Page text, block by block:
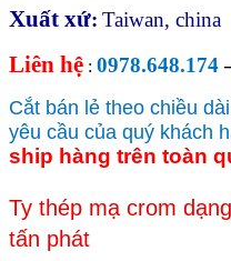
Xuất xứ: Taiwan, china
Liên hệ : 0978.648.174
Cắt bán lẻ theo chiều
yêu cầu của quý khách
ship hàng trên toàn
Ty thép mạ crom
tấn phát